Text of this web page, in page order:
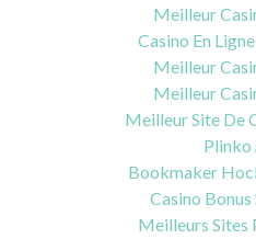
Meilleur
Casino En
Meilleur
Meilleur
Meilleur Site De
Plinko
Bookmaker
Casino
Meilleurs Sites